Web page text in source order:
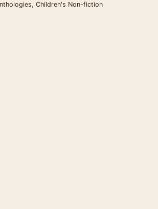
, Children's Non-fiction